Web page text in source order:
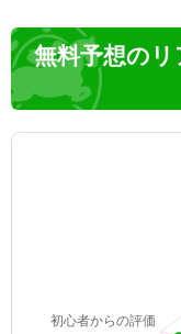
無料予想の